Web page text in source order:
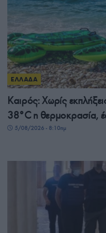
ΕΛΛΑΔΑ
Καιρός: Χωρίς
38°C η θερμοκρασία,
5/08/2026 - 8:10πμ